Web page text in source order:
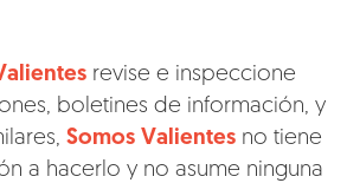
revise e inspeccione
boletines de información, y
Somos Valientes no tiene
a hacerlo y no asume ninguna